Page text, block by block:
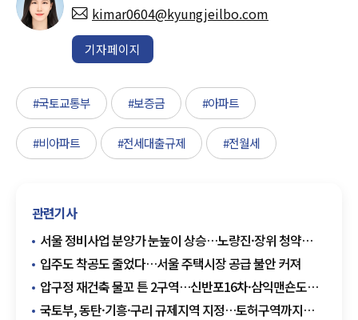
kimar0604@kyungjeilbo.com
기자페이지
#국토교통부 #보증금 #아파트
#비아파트 #전세대출규제 #전월세
관련기사
서울 정비사업 분양가 눈높이 상승…노량진·장위 청약
수요 몰려
입주도 착공도 줄었다…서울 주택시장 공급 불안 커져
압구정 재건축 물꼬 튼 2구역…신반포16차·삼익맨숀도
서울시 심의 통과
국토부, 동탄·기흥·구리 규제지역 지정…토허구역까지